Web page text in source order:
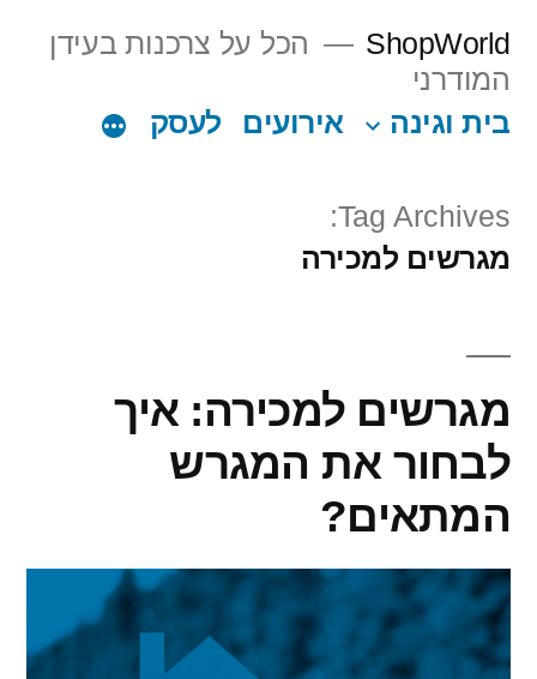
content
ShopWorld
הכל על צרכנות בעידן
המודרני
בית וגינה
אירועים לעסק
Tag Archives:
מגרשים למכירה
מגרשים למכירה: איך
לבחור את המגרש
המתאים?